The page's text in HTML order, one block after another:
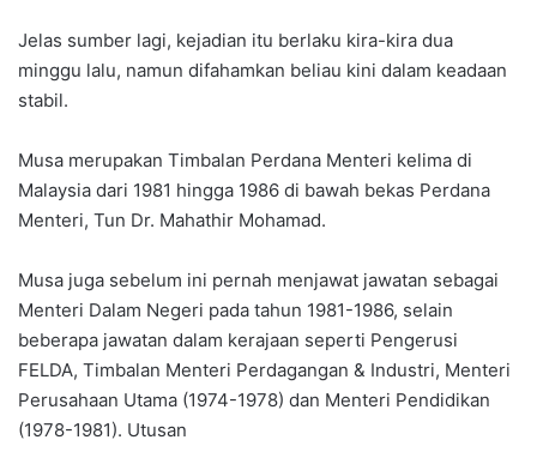
Jelas sumber lagi, kejadian itu berlaku kira-kira dua
minggu lalu, namun difahamkan beliau kini dalam keadaan
stabil.
Musa merupakan Timbalan Perdana Menteri kelima di
Malaysia dari 1981 hingga 1986 di bawah bekas Perdana
Menteri, Tun Dr. Mahathir Mohamad.
Musa juga sebelum ini pernah menjawat jawatan sebagai
Menteri Dalam Negeri pada tahun 1981-1986, selain
beberapa jawatan dalam kerajaan seperti Pengerusi
FELDA, Timbalan Menteri Perdagangan & Industri, Menteri
Perusahaan Utama (1974-1978) dan Menteri Pendidikan
(1978-1981). Utusan